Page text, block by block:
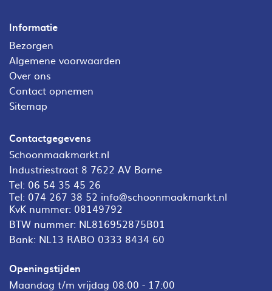
Informatie
Bezorgen
Algemene voorwaarden
Over ons
Contact opnemen
Sitemap
Contactgegevens
Schoonmaakmarkt.nl
Industriestraat 8 7622 AV Borne
Tel: 06 54 35 45 26
Tel: 074 267 38 52 info@schoonmaakmarkt.nl
KvK nummer: 08149792
BTW nummer: NL816952875B01
Bank: NL13 RABO 0333 8434 60
Openingstijden
Maandag t/m vrijdag 08:00 - 17:00